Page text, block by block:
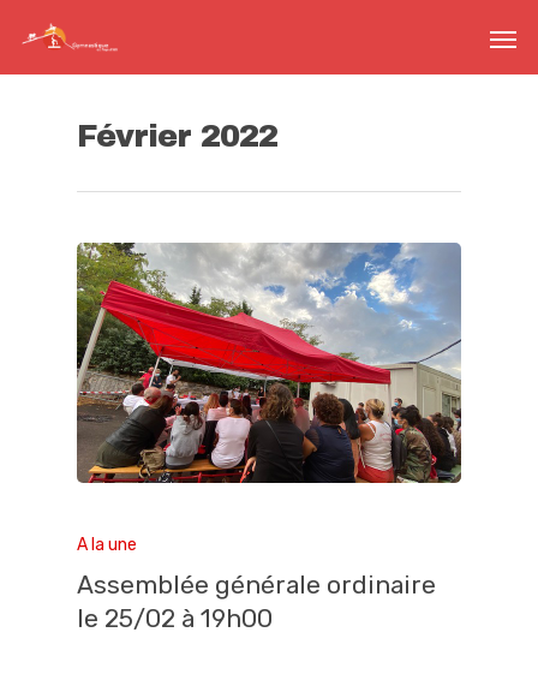
Février 2022
A la une
Assemblée générale ordinaire
le 25/02 à 19h00